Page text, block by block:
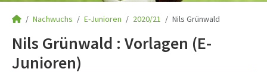
Nachwuchs E-Junioren 2020/21 Nils Grünwald
Nils Grünwald : Vorlagen (E-
Junioren)